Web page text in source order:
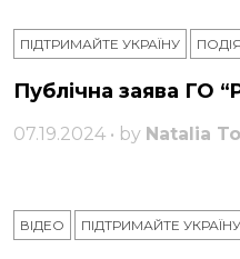
ПІДТРИМАЙТЕ УКРАЇНУ ПОДІЯ
Публічна заява ГО
07.19.2024 • by Natalia
ВІДЕО ПІДТРИМАЙТЕ УКРАЇНУ